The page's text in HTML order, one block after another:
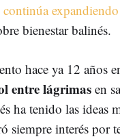
continúa
bienestar balinés.
hace ya 12 años
entre lágrimas en
ha tenido las ideas
siempre interés por